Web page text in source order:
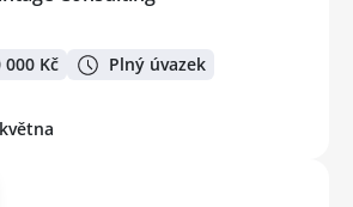
000 Kč Plný úvazek